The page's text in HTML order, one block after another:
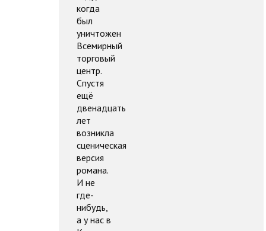
когда
был
уничтожен
Всемирный
торговый
центр.
Спустя
ещё
двенадцать
лет
возникла
сценическая
версия
романа.
И не
где-
нибудь,
а у нас в